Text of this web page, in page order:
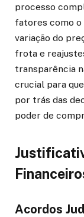
processo
fatores como o
variação do
frota e
transparência
crucial para
por trás das
poder de
Acordos